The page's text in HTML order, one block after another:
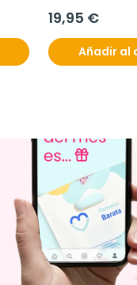
Hialurónico, 448
19,95 €
Añadir al